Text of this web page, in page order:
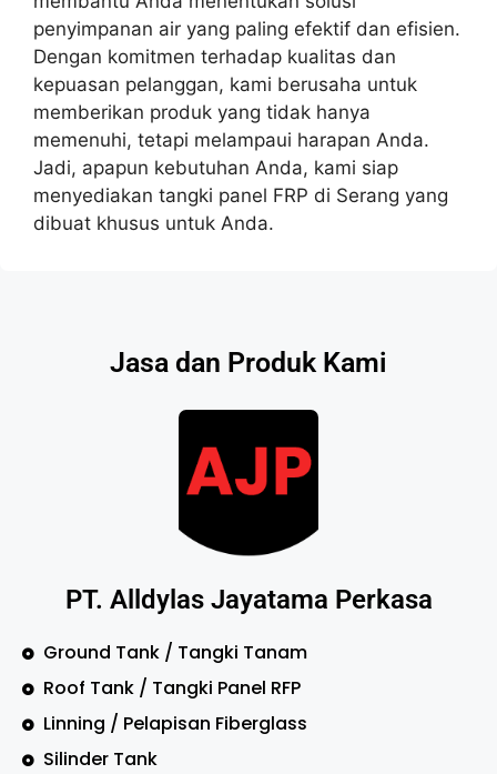
penyimpanan air yang paling efektif dan efisien.
Dengan komitmen terhadap kualitas dan
kepuasan pelanggan, kami berusaha untuk
memberikan produk yang tidak hanya
memenuhi, tetapi melampaui harapan Anda.
Jadi, apapun kebutuhan Anda, kami siap
menyediakan tangki panel FRP di Serang yang
dibuat khusus untuk Anda.
Jasa dan Produk Kami
PT. Alldylas Jayatama Perkasa
Ground Tank / Tangki Tanam
Roof Tank / Tangki Panel RFP
Linning / Pelapisan Fiberglass
Silinder Tank